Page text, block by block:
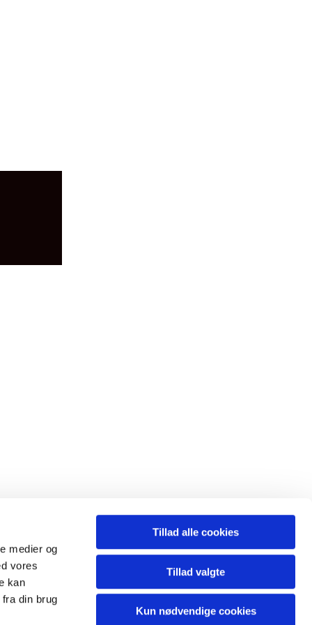
medier og
vores
kan
din brug
Tillad alle cookies
Tillad valgte
Kun nødvendige cookies